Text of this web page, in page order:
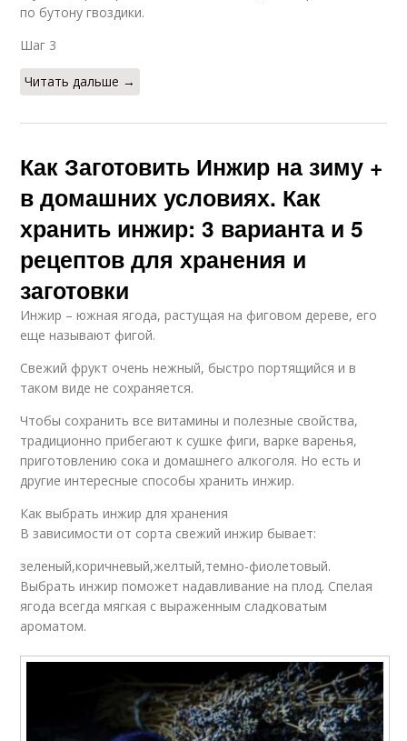
по бутону гвоздики.
Шаг 3
Читать дальше →
Как Заготовить Инжир на зиму +
в домашних условиях. Как
хранить инжир: 3 варианта и 5
рецептов для хранения и
заготовки
Инжир – южная ягода, растущая на фиговом дереве, его
еще называют фигой.
Свежий фрукт очень нежный, быстро портящийся и в
таком виде не сохраняется.
Чтобы сохранить все витамины и полезные свойства,
традиционно прибегают к сушке фиги, варке варенья,
приготовлению сока и домашнего алкоголя. Но есть и
другие интересные способы хранить инжир.
Как выбрать инжир для хранения
В зависимости от сорта свежий инжир бывает:
зеленый,коричневый,желтый,темно-фиолетовый.
Выбрать инжир поможет надавливание на плод. Спелая
ягода всегда мягкая с выраженным сладковатым
ароматом.